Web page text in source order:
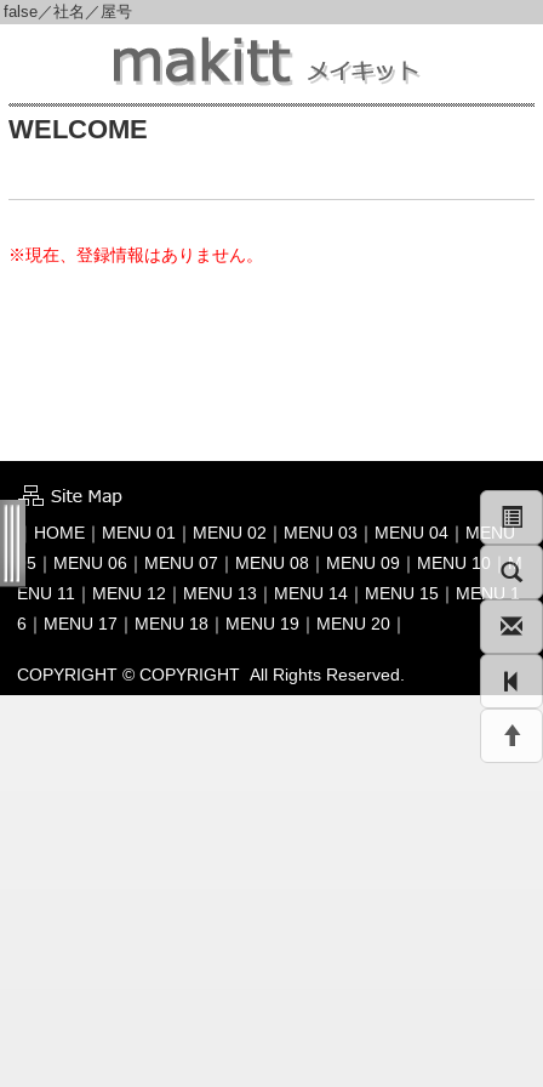
false／社名／屋号
WELCOME
※現在、登録情報はありません。
HOME ｜ MENU 01 ｜ MENU 02 ｜ MENU 03 ｜ MENU 04 ｜ MENU
05 ｜ MENU 06 ｜ MENU 07 ｜ MENU 08 ｜ MENU 09 ｜ MENU 10 ｜M
ENU 11 ｜ MENU 12 ｜ MENU 13 ｜ MENU 14 ｜ MENU 15 ｜ MENU 1
6 ｜ MENU 17 ｜ MENU 18 ｜ MENU 19 ｜ MENU 20 ｜
COPYRIGHT © COPYRIGHT All Rights Reserved.